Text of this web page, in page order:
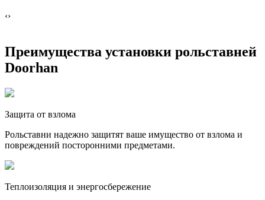
‹›
Преимущества установки рольставней
Doorhan
Защита от взлома
Рольставни надежно защитят ваше имущество от взлома и
повреждений посторонними предметами.
Теплоизоляция и энергосбережение